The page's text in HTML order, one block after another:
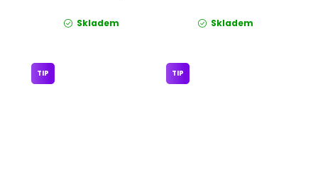
Skladem Skladem
TIP TIP